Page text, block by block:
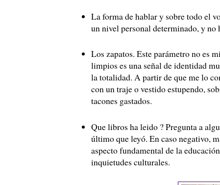
La forma de hablar y sobre todo el
un nivel personal determinado, y no
Los zapatos. Este parámetro no es
limpios es una señal de identidad
la totalidad. A partir de que me lo
con un traje o vestido estupendo,
tacones gastados.
Que libros ha leido ? Pregunta a
último que leyó. En caso negativo,
aspecto fundamental de la
inquietudes culturales.